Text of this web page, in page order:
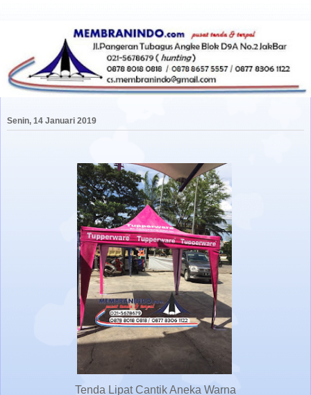
Senin, 14 Januari 2019
Tenda Lipat Cantik Aneka Warna